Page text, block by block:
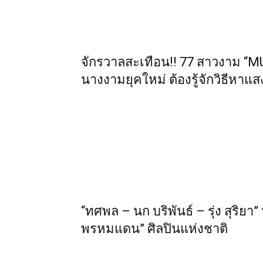
จักรวาลสะเทือน!! 77 สาวงาม
นางงามยุคใหม่ ต้องรู้จักวิธีหาแส
“ทศพล – นก บริพันธ์ – รุ่ง สุริยา
พรหมแดน” ศิลปินแห่งชาติ